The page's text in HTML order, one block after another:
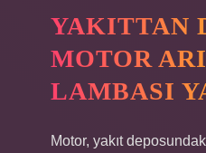
YAKITTAN
MOTOR
LAMBASI
Motor, yakıt